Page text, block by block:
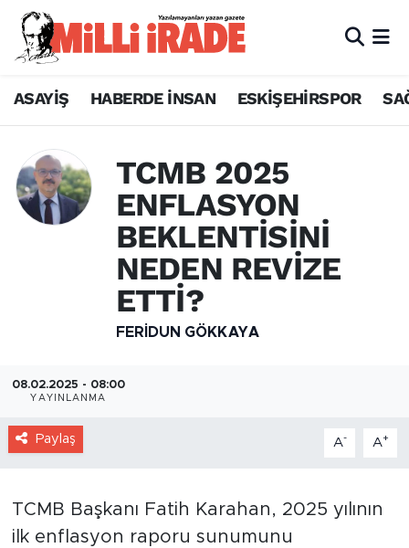
ASAYİŞ HABERDE İNSAN ESKİŞEHİRSPOR
TCMB 2025
ENFLASYON
BEKLENTİSİNİ
NEDEN REVİZE
ETTİ?
FERIDUN GÖKKAYA
08.02.2025 - 08:00
YAYINLANMA
Paylaş A- A+
TCMB Başkanı Fatih Karahan, 2025 yılının
ilk enflasyon raporu sunumunu